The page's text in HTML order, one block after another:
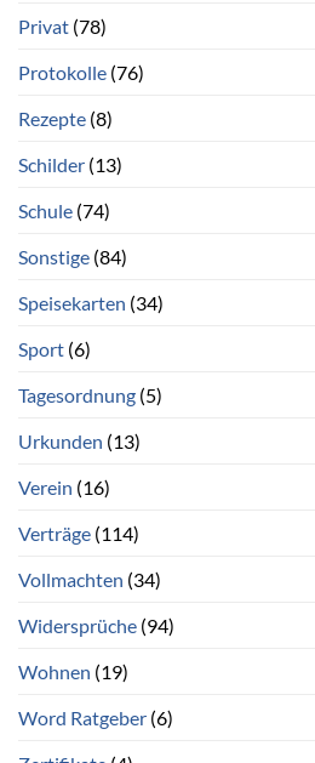
Privat (78)
Protokolle (76)
Rezepte (8)
Schilder (13)
Schule (74)
Sonstige (84)
Speisekarten (34)
Sport (6)
Tagesordnung (5)
Urkunden (13)
Verein (16)
Verträge (114)
Vollmachten (34)
Widersprüche (94)
Wohnen (19)
Word Ratgeber (6)